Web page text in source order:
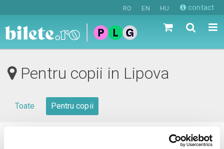
RO EN HU contact
Pentru copii in Lipova
Toate Pentru copii
0 evenimente in viitorul apropiat